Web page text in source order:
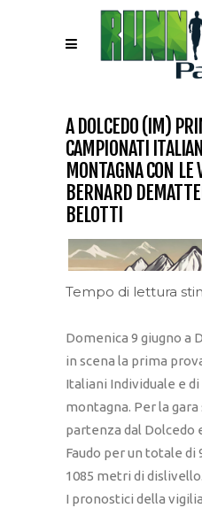
A DOLCEDO (IM)
CAMPIONATI
MONTAGNA CON LE
BERNARD
BELOTTI
Tempo di lettura
Domenica 9 giugno a
in scena la prima
Italiani Individuale e di
montagna. Per la
partenza dal Dolcedo
Faudo per un totale di
1085 metri di dislivello.
I pronostici della